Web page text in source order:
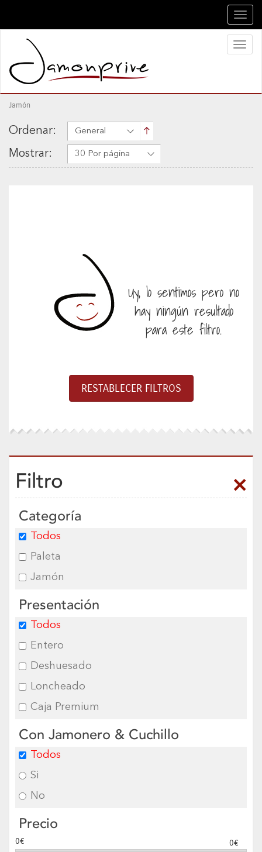
Jamón
Ordenar: General
Mostrar: 30 Por página
Uy, lo sentimos pero no
hay ningún resultado
para este filtro.
Filtro
Categoría
Todos
Paleta
Jamón
Presentación
Todos
Entero
Deshuesado
Loncheado
Caja Premium
Con Jamonero & Cuchillo
Todos
Si
No
Precio
0€ 0€